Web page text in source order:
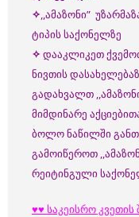
✧,,ამაზონი”
ტიპის საქონელზე
✧ დააკლიკეთ
ნივთის
გადახვალთ
მიმდინარე
ბოლო ნაწილში
გამოიწეროთ
რეიტინგული
♥♥ საკეისრო კვეთის